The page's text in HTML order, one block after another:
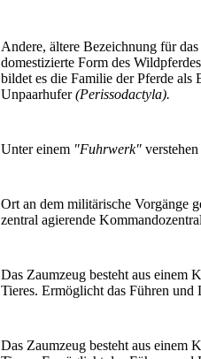
Andere, ältere Bezeichnung für
domestizierte Form des
bildet es die Familie der Pferde als
Unpaarhufer(Perissodactyla).
Unter einem "Fuhrwerk"
Ort an dem militärische Vorgänge
zentral agierende
Das Zaumzeug besteht aus einem
Tieres. Ermöglicht das Führen und
Das Zaumzeug besteht aus einem